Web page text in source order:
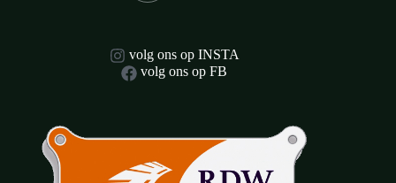
volg ons op INSTA
volg ons op FB